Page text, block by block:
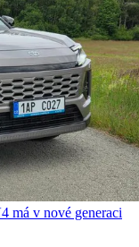
má v nové generaci